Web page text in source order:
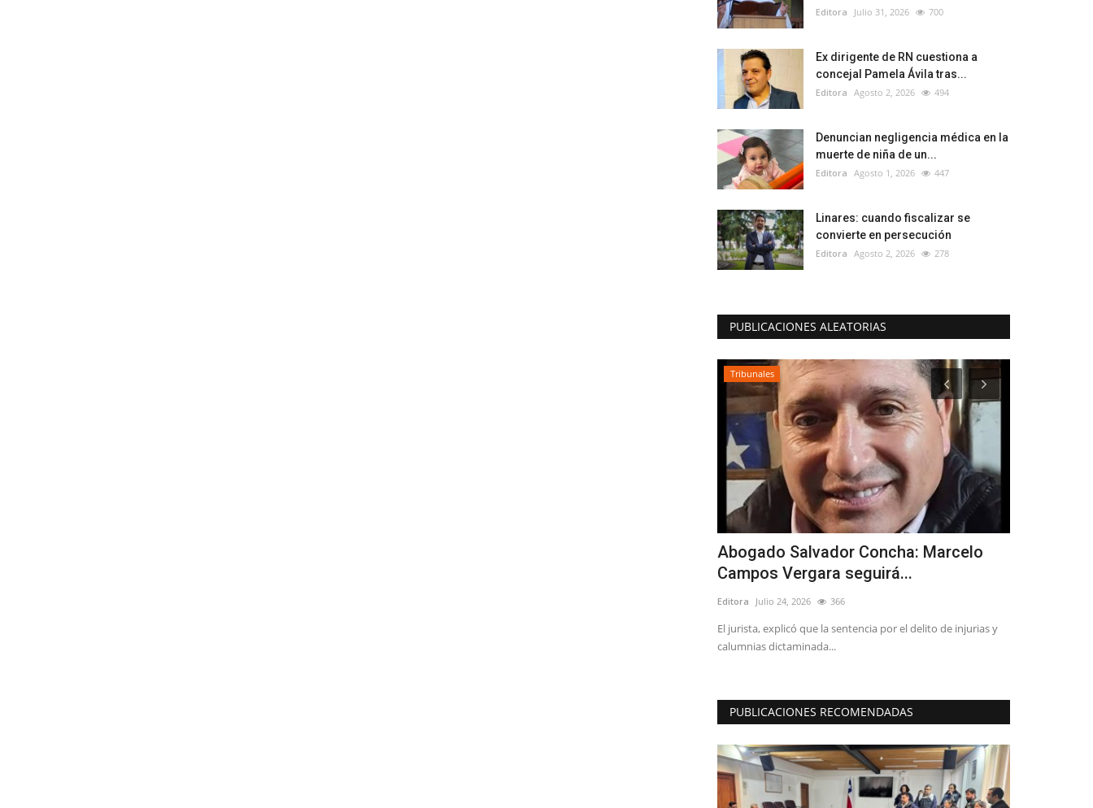
Editora Julio 31, 2026 700
Ex dirigente de RN cuestiona a
concejal Pamela Ávila tras...
Editora Agosto 2, 2026 494
Denuncian negligencia médica en la
muerte de niña de un...
Editora Agosto 1, 2026 447
Linares: cuando fiscalizar se
convierte en persecución
Editora Agosto 2, 2026 278
PUBLICACIONES ALEATORIAS
Tribunales
Abogado Salvador Concha: Marcelo
Campos Vergara seguirá...
Editora Julio 24, 2026 366
El jurista, explicó que la sentencia por el delito de injurias y
calumnias dictaminada...
PUBLICACIONES RECOMENDADAS